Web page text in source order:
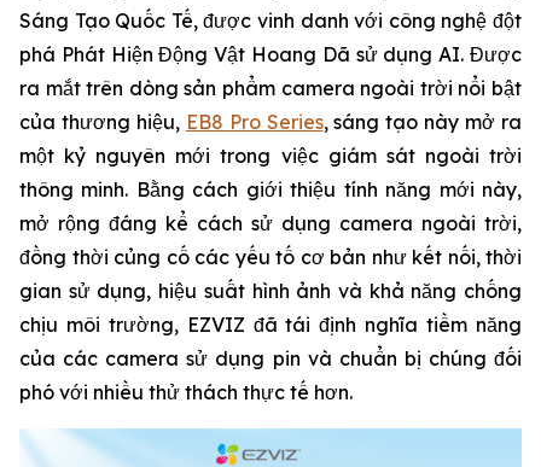
Sáng Tạo Quốc Tế, được vinh danh với công nghệ đột
phá Phát Hiện Động Vật Hoang Dã sử dụng AI. Được
ra mắt trên dòng sản phẩm camera ngoài trời nổi bật
của thương hiệu, EB8 Pro Series, sáng tạo này mở ra
một kỷ nguyên mới trong việc giám sát ngoài trời
thông minh. Bằng cách giới thiệu tính năng mới này,
mở rộng đáng kể cách sử dụng camera ngoài trời,
đồng thời củng cố các yếu tố cơ bản như kết nối, thời
gian sử dụng, hiệu suất hình ảnh và khả năng chống
chịu môi trường, EZVIZ đã tái định nghĩa tiềm năng
của các camera sử dụng pin và chuẩn bị chúng đối
phó với nhiều thử thách thực tế hơn.